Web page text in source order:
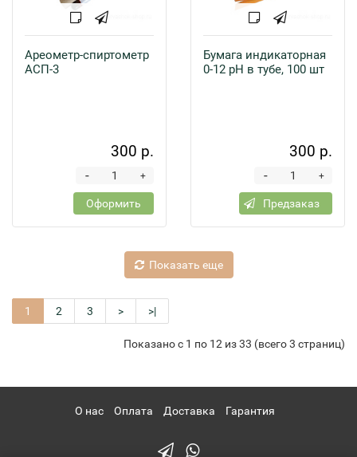
Ареометр-спиртометр
АСП-3
300 р.
+
-
Оформить
Бумага индикаторная
0-12 pH в тубе, 100 шт
300 р.
+
-
Предзаказ
Показать еще
1 2 3 > >|
Показано с 1 по 12 из 33 (всего 3 страниц)
О нас Оплата Доставка Гарантия